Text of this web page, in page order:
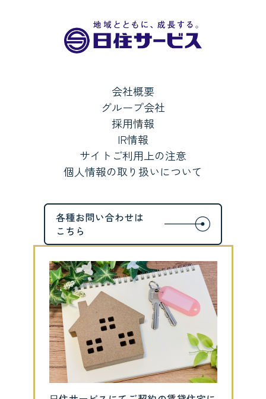
会社概要
グループ会社
採用情報
IR情報
サイトご利用上の注意
個人情報の取り扱いについて